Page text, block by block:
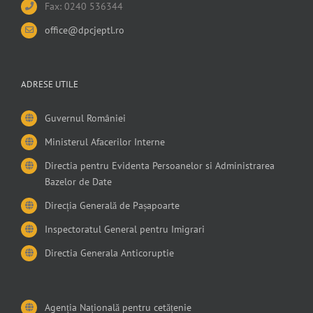
Fax: 0240 536344
office@dpcjeptl.ro
ADRESE UTILE
Guvernul României
Ministerul Afacerilor Interne
Directia pentru Evidenta Persoanelor si Administrarea
Bazelor de Date
Direcția Generală de Pașapoarte
Inspectoratul General pentru Imigrari
Directia Generala Anticoruptie
Agenția Națională pentru cetățenie